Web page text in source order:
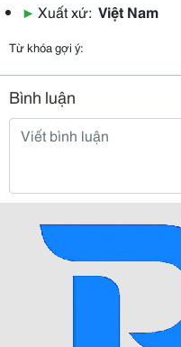
▶ Xuất xứ: Việt Nam
Từ khóa gợi ý:
Bình luận